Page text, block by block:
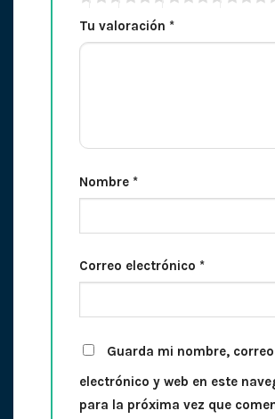
Tu valoración *
Nombre *
Correo electrónico *
Guarda mi nombre, correo
electrónico y web en este
para la próxima vez que